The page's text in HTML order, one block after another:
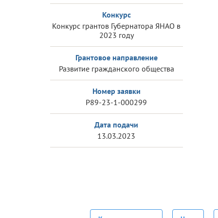
Конкурс
Конкурс грантов Губернатора ЯНАО в
2023 году
Грантовое направление
Развитие гражданского общества
Номер заявки
Р89-23-1-000299
Дата подачи
13.03.2023